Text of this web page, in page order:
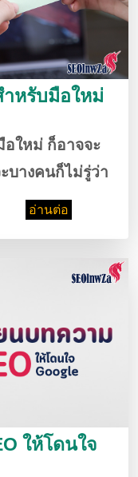
ำหรับมือใหม่
ใหม่ ก็อาจจะ
บางคนก็ไม่รู่ว่า
เว็บไศต์ของเรา
นะนำสำหรับ
อ่านต่อ
ให้โดนใจ